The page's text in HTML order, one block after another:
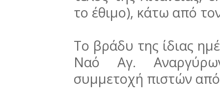
το έθιμο), κάτω από
Το βράδυ της ίδιας
Ναό Αγ.
συμμετοχή πιστών